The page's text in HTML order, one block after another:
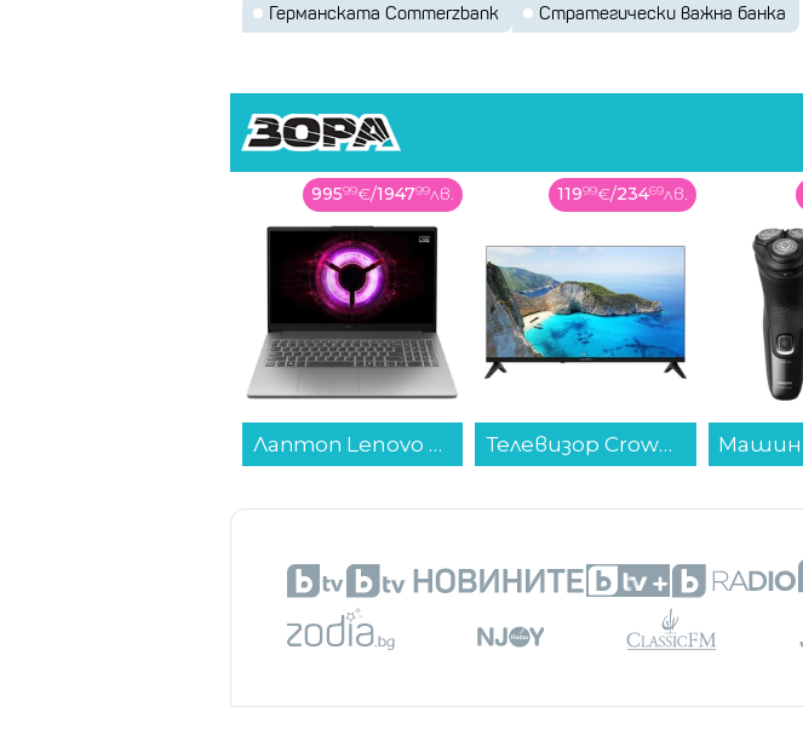
Германската Commerzbank
Стратегически важна банка
99599€/194799лв.
Лаптоп Lenovo LOQ 15ARP10E 83S000AEBM , 1000GB SSD , 15.60 , 16 , AMD Ryzen 7 170 OCTA CORE , NVIDIA GeForce RTX 4050 6GB GDDR6 , Без OS...
11999€/23469лв.
Телевизор Crown 32FB12V02AW SMART TV , 1366x768 HD Ready , 32 inch, 81 см, Android , LED , Smart TV...